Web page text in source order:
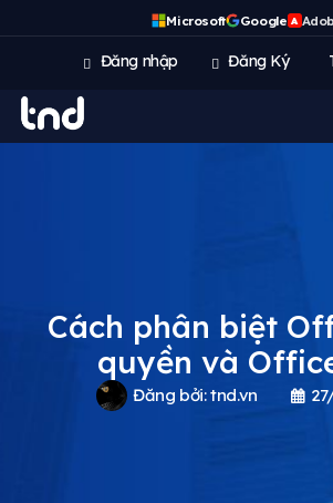
Microsoft Google A
Đăng nhập Đăng Ký
Cách phân biệt
quyền và
Đăng bởi:tnd.vn